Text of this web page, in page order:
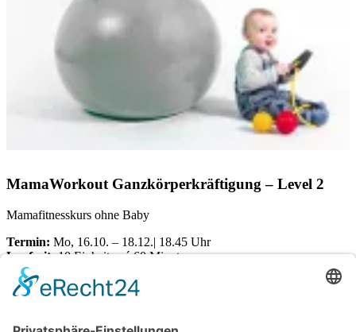
MamaWorkout Ganzkörperkräftigung – Level 2
Mamafitnesskurs ohne Baby
Termin: Mo, 16.10. – 18.12.| 18.45 Uhr
Laufzeit:10 Einheiten á 60 Minuten
Ort:
Kosten pro Teilnehmerin:
145,00